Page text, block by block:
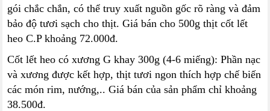
gói chắc chắn, có thể truy xuất nguồn gốc rõ ràng và đảm
bảo độ tươi sạch cho thịt. Giá bán cho 500g thịt cốt lết
heo C.P khoảng 72.000đ.
Cốt lết heo có xương G khay 300g (4-6 miếng): Phần nạc
và xương được kết hợp, thịt tươi ngon thích hợp chế biến
các món rim, nướng,.. Giá bán của sản phẩm chỉ khoảng
38.500đ.